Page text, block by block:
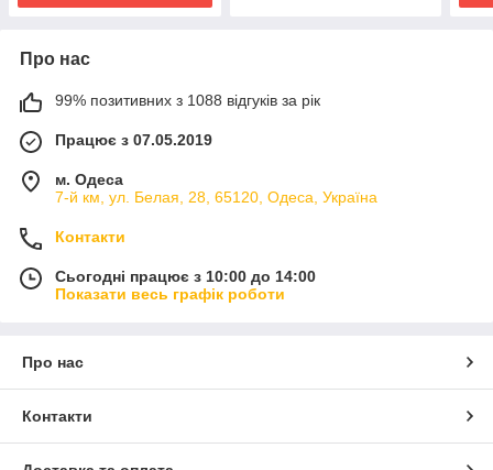
Про нас
99% позитивних з 1088 відгуків за рік
Працює з 07.05.2019
м. Одеса
7-й км, ул. Белая, 28, 65120, Одеса, Україна
Контакти
Сьогодні працює з 10:00 до 14:00
Показати весь графік роботи
Про нас
Контакти